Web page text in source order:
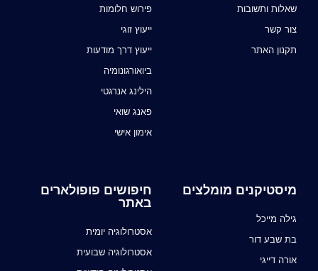
שאלות ותשובות
צור קשר
תקנון האתר
פירוש חלומות
ייעוץ זוגי
ייעוץ דרך מודעות
ביואורגונומיה
הילינג אנרגטי
פאנג שואי
אימון אישי
מיסטיקנים מומלצים
גילה מייכל
בת שבע דור
אורה דייגי
חיפושים פופולארים
באתר
אסטרולוגיה יומית
אסטרולוגיה שבועית